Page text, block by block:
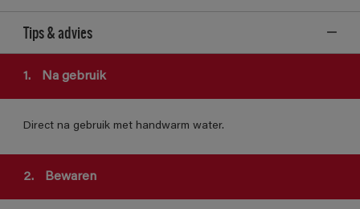
Tips & advies
1. Na gebruik
Direct na gebruik met handwarm water.
2. Bewaren